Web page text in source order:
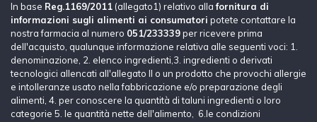
In base Reg.1169/2011 (allegato1) relativo allafornitura di
informazioni sugli alimenti ai consumatori potete contattare la
nostra farmacia al numero 051/233339per ricevere prima
dell'acquisto, qualunque informazione relativa alle seguenti voci: 1.
denominazione, 2. elenco ingredienti,3. ingredienti o derivati
tecnologici allencati all'allegato II o un prodotto che provochi allergie
e intolleranze usato nella fabbricazione e/o preparazione degli
alimenti, 4. per conoscere la quantità di taluni ingredienti o loro
categorie 5. le quantità nette dell'alimento, 6.le condizioni